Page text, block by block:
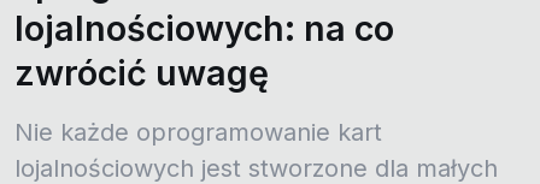
lojalnościowych: na co
zwrócić uwagę
Nie każde oprogramowanie kart
lojalnościowych jest stworzone dla małych